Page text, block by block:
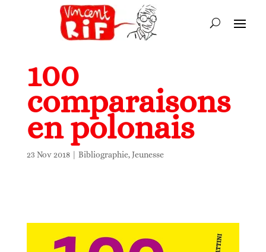
100
comparaisons
en polonais
23 Nov 2018| Bibliographie, Jeunesse